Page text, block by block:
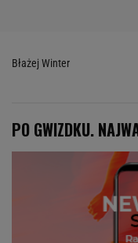
Błażej Winter